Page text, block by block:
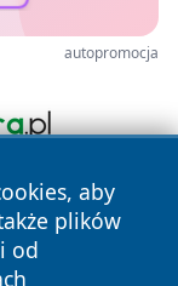
autopromocja
aby
plików
od